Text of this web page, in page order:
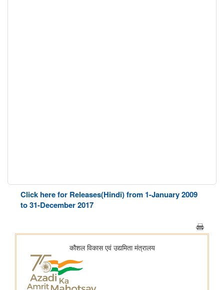
Click here for Releases(Hindi) from 1-January 2009
to 31-December 2017